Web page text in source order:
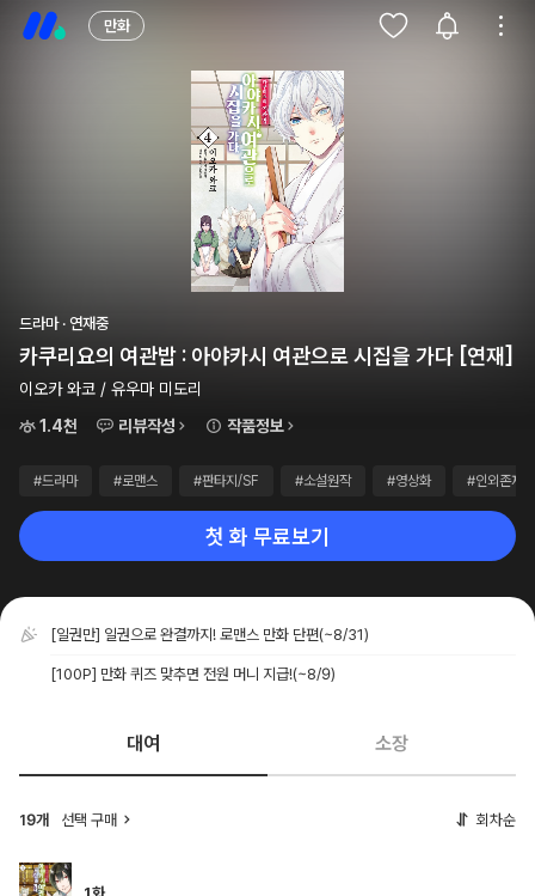
만화
드라마 · 연재중
카쿠리요의 여관밥 : 아야카시 여관으로 시집을 가다 [연재]
이오카 와코 / 유우마 미도리
1.4천
리뷰작성 작품정보
#드라마 #로맨스 #판타지/SF #소설원작 #영상화 #인외존재
첫 화 무료보기
[일권만] 일권으로 완결까지! 로맨스 만화 단편(~8/31)
[100P] 만화 퀴즈 맞추면 전원 머니 지급!(~8/9)
대여 소장
19개 선택 구매 회차순